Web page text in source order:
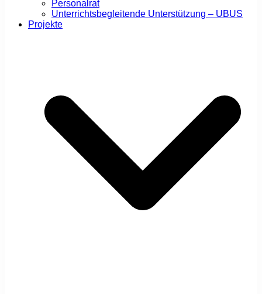
Personalrat
Unterrichtsbegleitende Unterstützung – UBUS
Projekte